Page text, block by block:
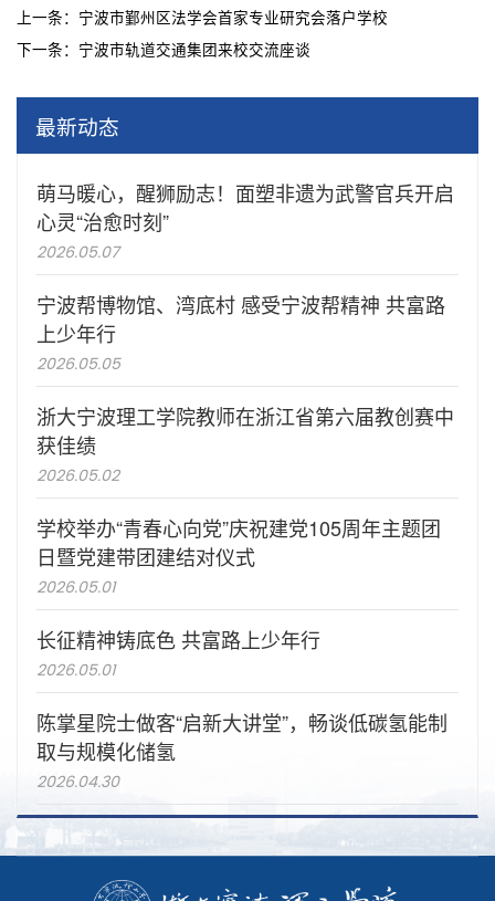
上一条： 宁波市鄞州区法学会首家专业研究会落户学校
下一条： 宁波市轨道交通集团来校交流座谈
最新动态
萌马暖心，醒狮励志！面塑非遗为武警官兵开启
心灵“治愈时刻”
2026.05.07
宁波帮博物馆、湾底村 感受宁波帮精神 共富路
上少年行
2026.05.05
浙大宁波理工学院教师在浙江省第六届教创赛中
获佳绩
2026.05.02
学校举办“青春心向党”庆祝建党105周年主题团
日暨党建带团建结对仪式
2026.05.01
长征精神铸底色 共富路上少年行
2026.05.01
陈掌星院士做客“启新大讲堂”，畅谈低碳氢能制
取与规模化储氢
2026.04.30